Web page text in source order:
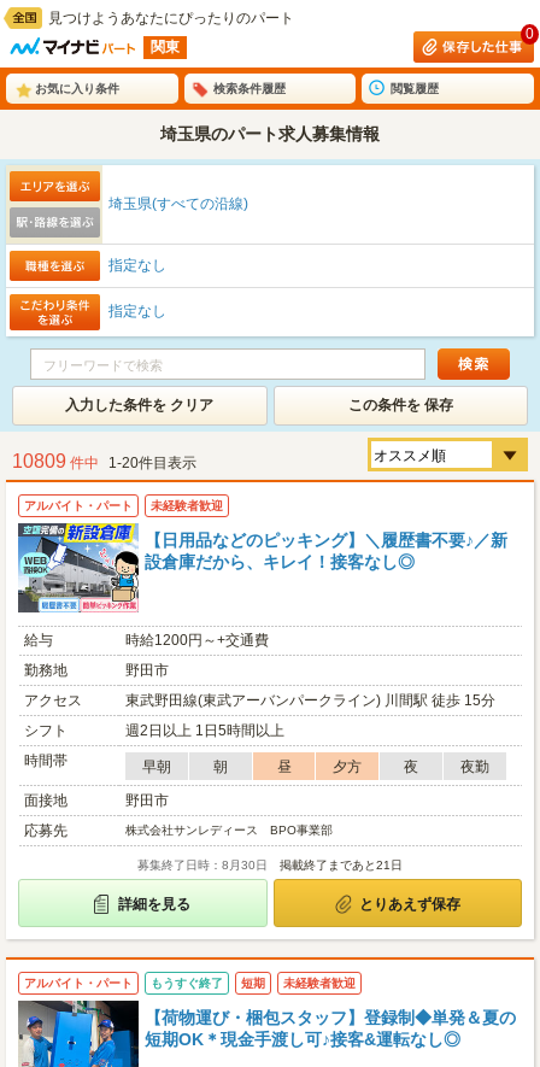
見つけようあなたにぴったりのパート
関東
0
お気に入り条件 検索条件履歴 閲覧履歴
埼玉県のパート求人募集情報
埼玉県(すべての沿線)
指定なし
指定なし
入力した条件を クリア この条件を 保存
10809 件中 1-20件目表示
アルバイト・パート 未経験者歓迎
【日用品などのピッキング】＼履歴書不要♪／新
設倉庫だから、キレイ！接客なし◎
給与
時給1200円～+交通費
勤務地
野田市
アクセス
東武野田線(東武アーバンパークライン) 川間駅 徒歩 15分
シフト
週2日以上 1日5時間以上
時間帯
早朝 朝 昼 夕方 夜
夜勤
面接地
野田市
応募先
株式会社サンレディース BPO事業部
募集終了日時：8月30日 掲載終了まであと21日
詳細を見る とりあえず保存
アルバイト・パート もうすぐ終了 短期 未経験者歓迎
【荷物運び・梱包スタッフ】登録制◆単発＆夏の
短期OK＊現金手渡し可♪接客&運転なし◎